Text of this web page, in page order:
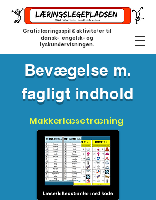
Gratis læringsspil & aktiviteter til
dansk-, engelsk- og
tyskundervisningen.
Bevægelse m.
fagligt indhold
Makkerlæsetræning